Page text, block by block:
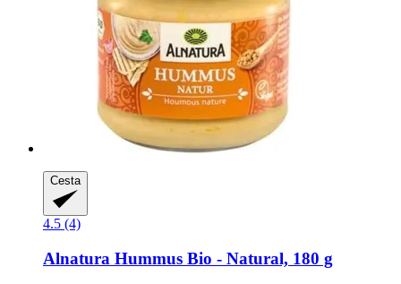
Cesta
4.5 (4)
Alnatura Hummus Bio -​ Natural, 180 g